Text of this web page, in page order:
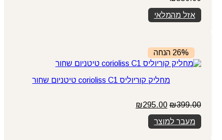
אזל מהמלאי
26% הנחה
מחליק קוריוליס corioliss C1 טיטניום שחור
₪399.00
המחיר
המקורי
היה:
₪399.00.
₪295.00
מעבר למוצר